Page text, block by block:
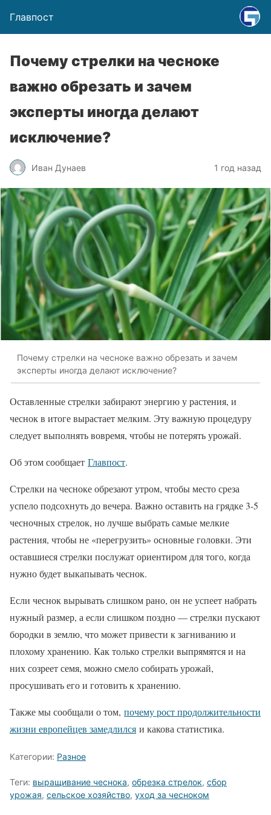
Главпост
Почему стрелки на чесноке
важно обрезать и зачем
эксперты иногда делают
исключение?
Иван Дунаев 1 год назад
Почему стрелки на чесноке важно обрезать и зачем
эксперты иногда делают исключение?
Оставленные стрелки забирают энергию у растения, и
чеснок в итоге вырастает мелким. Эту важную процедуру
следует выполнять вовремя, чтобы не потерять урожай.
Об этом сообщает Главпост.
Стрелки на чесноке обрезают утром, чтобы место среза
успело подсохнуть до вечера. Важно оставить на грядке 3-5
чесночных стрелок, но лучше выбрать самые мелкие
растения, чтобы не «перегрузить» основные головки. Эти
оставшиеся стрелки послужат ориентиром для того, когда
нужно будет выкапывать чеснок.
Если чеснок вырывать слишком рано, он не успеет набрать
нужный размер, а если слишком поздно — стрелки пускают
бородки в землю, что может привести к загниванию и
плохому хранению. Как только стрелки выпрямятся и на
них созреет семя, можно смело собирать урожай,
просушивать его и готовить к хранению.
Также мы сообщали о том, почему рост продолжительности
жизни европейцев замедлился и какова статистика.
Категории: Разное
Теги: выращивание чеснока, обрезка стрелок, сбор
урожая, сельское хозяйство, уход за чесноком